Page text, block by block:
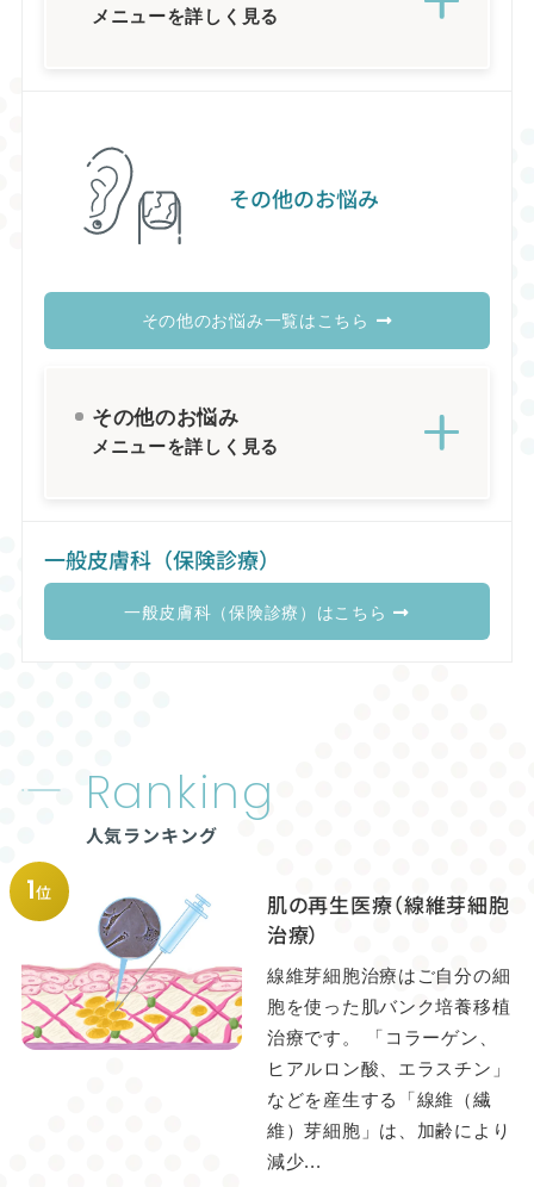
メニューを詳しく見る
その他のお悩み
その他のお悩み一覧はこちら
その他のお悩み
メニューを詳しく見る
一般皮膚科（保険診療）
一般皮膚科（保険診療）はこちら
Ranking
人気ランキング
1位
肌の再生医療（線維芽細胞
治療）
線維芽細胞治療はご自分の細
胞を使った肌バンク培養移植
治療です。 「コラーゲン、
ヒアルロン酸、エラスチン」
などを産生する「線維（繊
維）芽細胞」は、加齢により
減少...